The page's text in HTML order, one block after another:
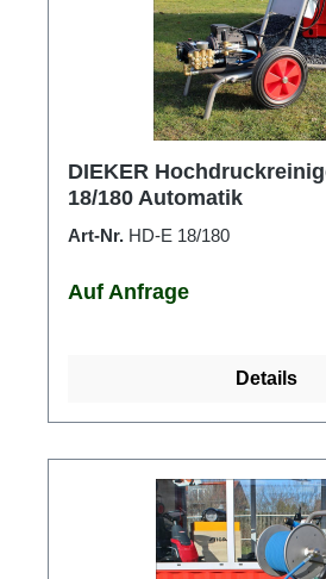
DIEKER
18/180 Automatik
Art-Nr. HD-E 18/180
Auf Anfrage
Details